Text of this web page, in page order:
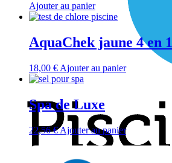
Ajouter au panier
AquaChek jaune 4 en 1
18,00 € Ajouter au panier
Spa de Luxe
22,56€Ajouter au panier